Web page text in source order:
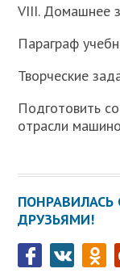
VIII. Домашнее
Параграф
Творческие
Подготовить
отрасли
ПОНРАВИЛАСЬ
ДРУЗЬЯМИ!